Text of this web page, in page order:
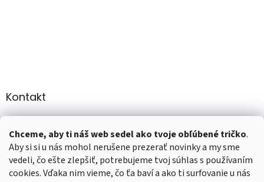
Chceme, aby ti náš web sedel ako tvoje obľúbené tričko.
Aby si si u nás mohol nerušene prezerať novinky a my sme
vedeli, čo ešte zlepšiť, potrebujeme tvoj súhlas s používaním
cookies. Vďaka nim vieme, čo ťa baví a ako ti surfovanie u nás
Kontakt
+421 907947783